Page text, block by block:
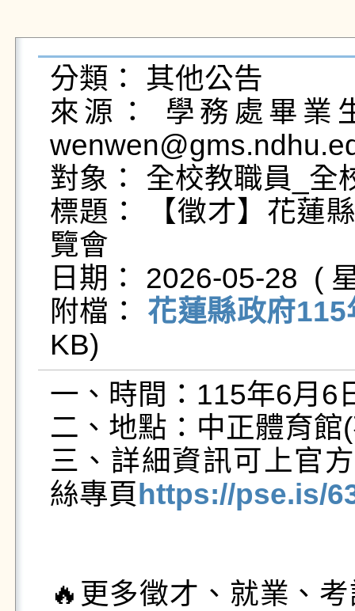
分類： 其他公告
來源： 學務處畢業
對象： 全校教職員_全
標題： 【徵才】花蓮
覽會
日期： 2026-05-28  (
附檔： 花蓮縣政府
KB)
一、時間：115年6月6
二、地點：中正體育
三、詳細資訊可上官
絲專頁 https://pse.is/
🔥更多徵才、就業、